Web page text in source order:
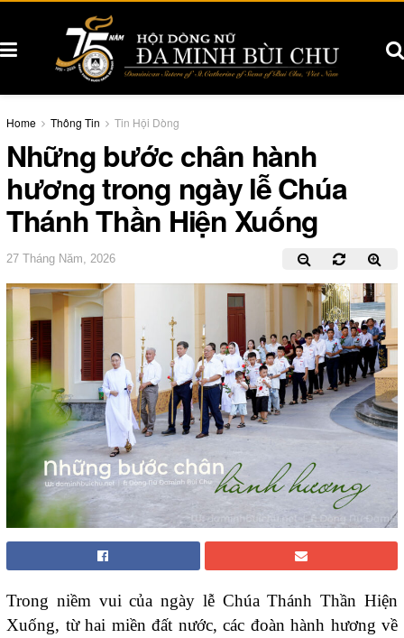
Home Thông Tin Tin Hội Dòng
Những bước chân hành
hương trong ngày lễ Chúa
Thánh Thần Hiện Xuống
27 Tháng Năm, 2026
Trong niềm vui của ngày lễ Chúa Thánh Thần Hiện
Xuống, từ hai miền đất nước, các đoàn hành hương về